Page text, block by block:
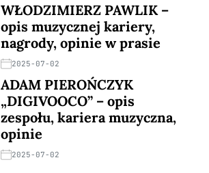
WŁODZIMIERZ PAWLIK –
opis muzycznej kariery,
nagrody, opinie w prasie
2025-07-02
ADAM PIEROŃCZYK
„DIGIVOOCO” – opis
zespołu, kariera muzyczna,
opinie
2025-07-02